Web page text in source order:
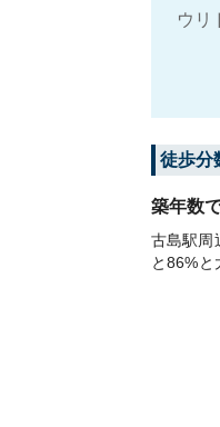
ウリ
徒歩分
築年数
古島駅周
と86%